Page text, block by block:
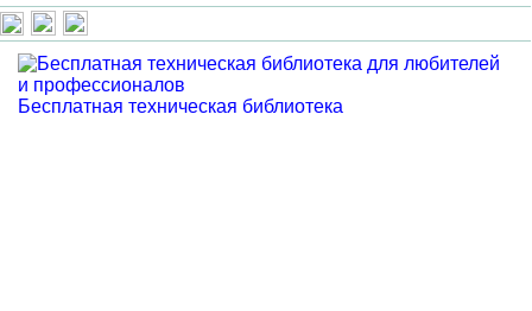
Бесплатная техническая библиотека